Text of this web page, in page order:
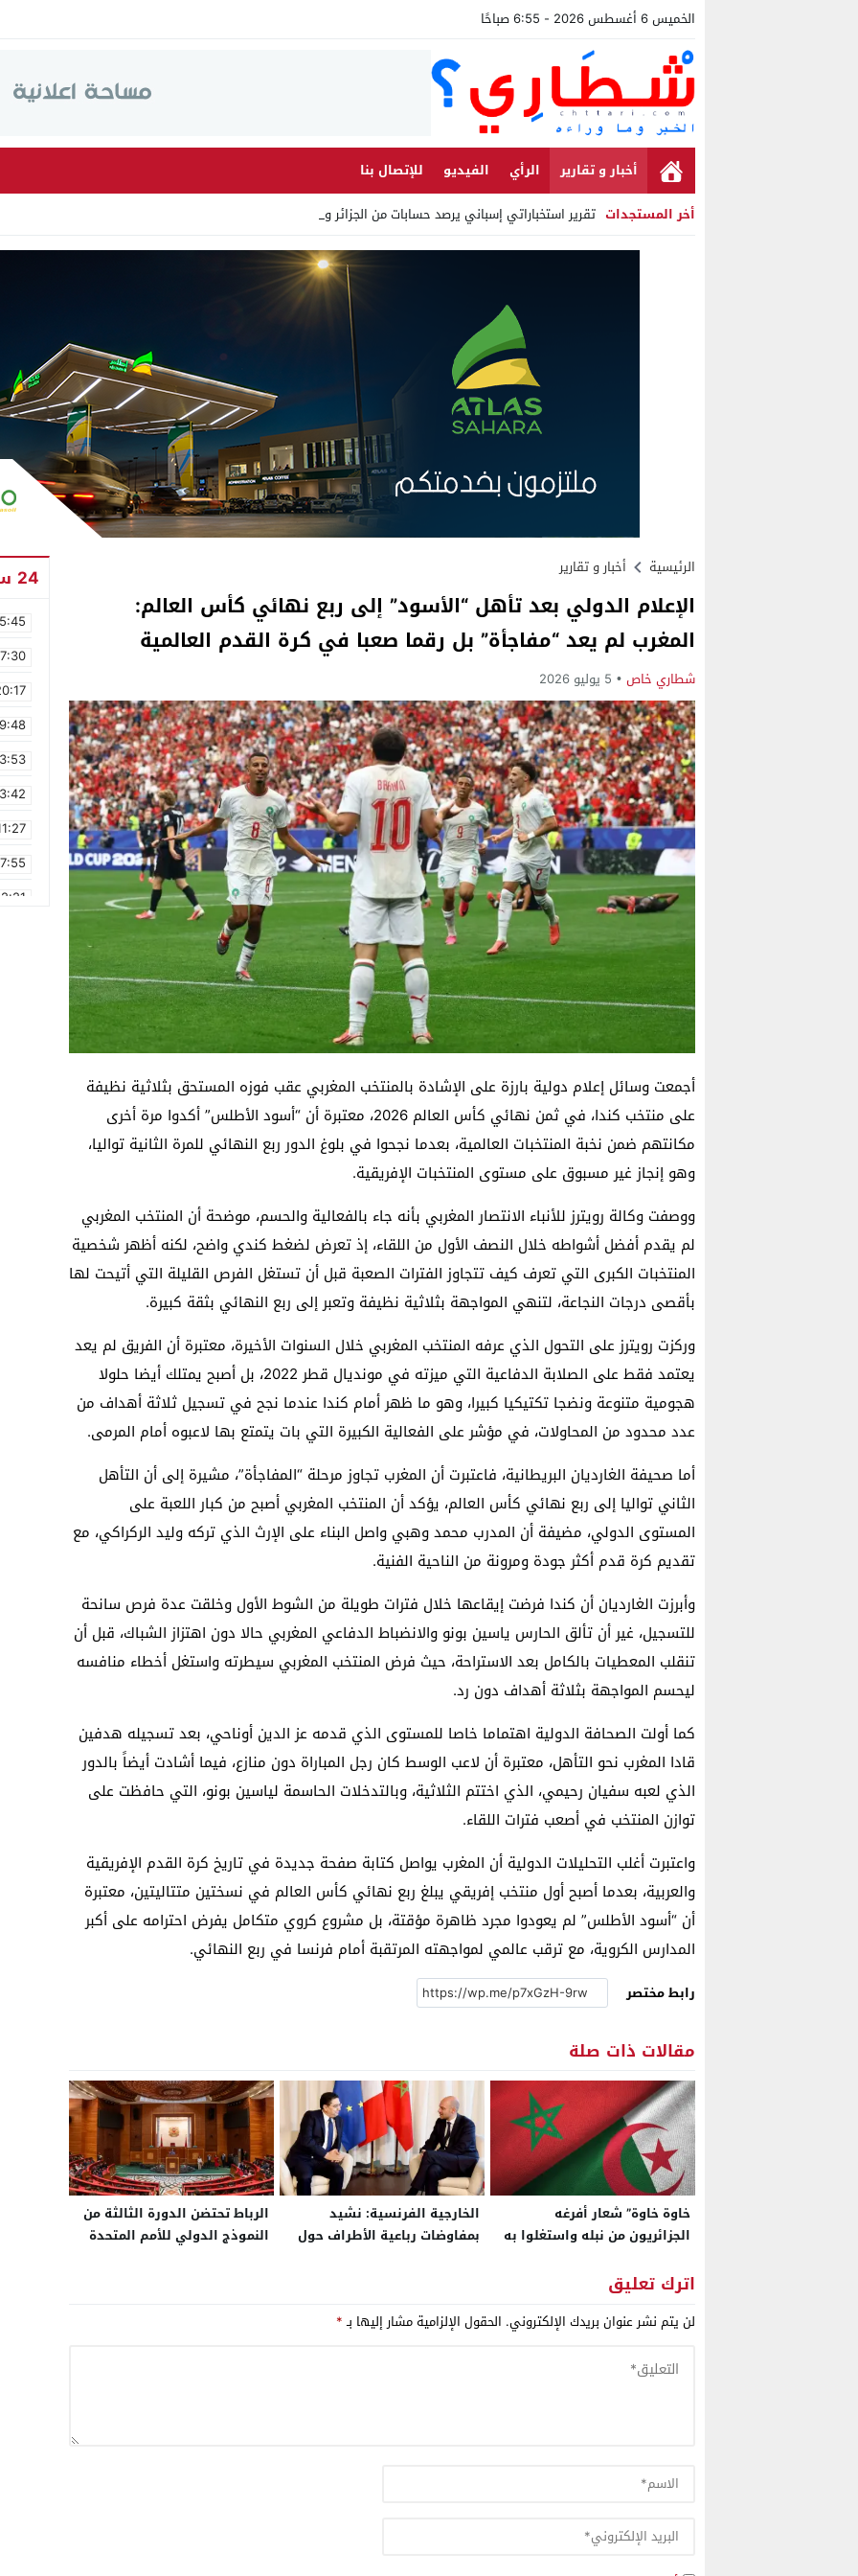
الخميس 6 أغسطس 2026 - 6:55 صباحًا
أخبار و تقارير الرأي الفيديو
للإتصال بنا
أخر المستجدات تقرير استخباراتي إسباني يرصد حسابات من الجزائر وأرقاما بـ”2 _
Stop
الرئيسية أخبار و تقارير
الإعلام الدولي بعد تأهل “الأسود” إلى ربع نهائي كأس العالم:
المغرب لم يعد “مفاجأة” بل رقما صعبا في كرة القدم العالمية
شطاري خاص 5 يوليو 2026
أجمعت وسائل إعلام دولية بارزة على الإشادة بالمنتخب المغربي عقب فوزه المستحق بثلاثية نظيفة
على منتخب كندا، في ثمن نهائي كأس العالم 2026، معتبرة أن “أسود الأطلس” أكدوا مرة أخرى
مكانتهم ضمن نخبة المنتخبات العالمية، بعدما نجحوا في بلوغ الدور ربع النهائي للمرة الثانية تواليا،
وهو إنجاز غير مسبوق على مستوى المنتخبات الإفريقية.
ووصفت وكالة رويترز للأنباء الانتصار المغربي بأنه جاء بالفعالية والحسم، موضحة أن المنتخب المغربي
لم يقدم أفضل أشواطه خلال النصف الأول من اللقاء، إذ تعرض لضغط كندي واضح، لكنه أظهر شخصية
المنتخبات الكبرى التي تعرف كيف تتجاوز الفترات الصعبة قبل أن تستغل الفرص القليلة التي أتيحت لها
بأقصى درجات النجاعة، لتنهي المواجهة بثلاثية نظيفة وتعبر إلى ربع النهائي بثقة كبيرة.
وركزت رويترز على التحول الذي عرفه المنتخب المغربي خلال السنوات الأخيرة، معتبرة أن الفريق لم يعد
يعتمد فقط على الصلابة الدفاعية التي ميزته في مونديال قطر 2022، بل أصبح يمتلك أيضا حلولا
هجومية متنوعة ونضجا تكتيكيا كبيرا، وهو ما ظهر أمام كندا عندما نجح في تسجيل ثلاثة أهداف من
عدد محدود من المحاولات، في مؤشر على الفعالية الكبيرة التي بات يتمتع بها لاعبوه أمام المرمى.
أما صحيفة الغارديان البريطانية، فاعتبرت أن المغرب تجاوز مرحلة “المفاجأة”، مشيرة إلى أن التأهل
الثاني تواليا إلى ربع نهائي كأس العالم، يؤكد أن المنتخب المغربي أصبح من كبار اللعبة على
المستوى الدولي، مضيفة أن المدرب محمد وهبي واصل البناء على الإرث الذي تركه وليد الركراكي، مع
تقديم كرة قدم أكثر جودة ومرونة من الناحية الفنية.
وأبرزت الغارديان أن كندا فرضت إيقاعها خلال فترات طويلة من الشوط الأول وخلقت عدة فرص سانحة
للتسجيل، غير أن تألق الحارس ياسين بونو والانضباط الدفاعي المغربي حالا دون اهتزاز الشباك، قبل أن
تنقلب المعطيات بالكامل بعد الاستراحة، حيث فرض المنتخب المغربي سيطرته واستغل أخطاء منافسه
ليحسم المواجهة بثلاثة أهداف دون رد.
كما أولت الصحافة الدولية اهتماما خاصا للمستوى الذي قدمه عز الدين أوناحي، بعد تسجيله هدفين
قادا المغرب نحو التأهل، معتبرة أن لاعب الوسط كان رجل المباراة دون منازع، فيما أشادت أيضاً بالدور
الذي لعبه سفيان رحيمي، الذي اختتم الثلاثية، وبالتدخلات الحاسمة لياسين بونو، التي حافظت على
توازن المنتخب في أصعب فترات اللقاء.
واعتبرت أغلب التحليلات الدولية أن المغرب يواصل كتابة صفحة جديدة في تاريخ كرة القدم الإفريقية
والعربية، بعدما أصبح أول منتخب إفريقي يبلغ ربع نهائي كأس العالم في نسختين متتاليتين، معتبرة
أن “أسود الأطلس” لم يعودوا مجرد ظاهرة مؤقتة، بل مشروع كروي متكامل يفرض احترامه على أكبر
المدارس الكروية، مع ترقب عالمي لمواجهته المرتقبة أمام فرنسا في ربع النهائي.
رابط مختصر
مقالات ذات صلة
خاوة خاوة” شعار أفرغه
الجزائريون من نبله واستغلوا به
الخارجية الفرنسية: نشيد
بمفاوضات رباعية الأطراف حول
الرباط تحتضن الدورة الثالثة من
النموذج الدولي للأمم المتحدة
اترك تعليق
لن يتم نشر عنوان بريدك الإلكتروني. الحقول الإلزامية مشار إليها بـ*
24 ساعة